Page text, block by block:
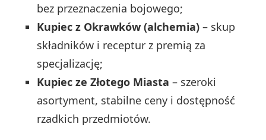
bez przeznaczenia bojowego;
Kupiec z Okrawków (alchemia) – skup
składników i receptur z premią za
specjalizację;
Kupiec ze Złotego Miasta – szeroki
asortyment, stabilne ceny i dostępność
rzadkich przedmiotów.